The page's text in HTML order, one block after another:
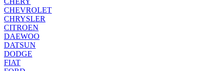
CHEVROLET
CHRYSLER
CITROEN
DAEWOO
DATSUN
DODGE
FIAT